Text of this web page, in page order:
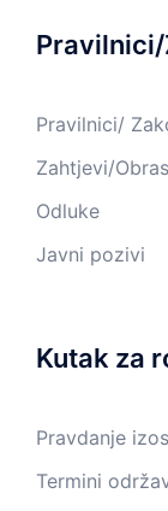
Pravilnici/
Zahtjevi/
Odluke
Javni pozivi
Kutak za
Pravdanje
Termini